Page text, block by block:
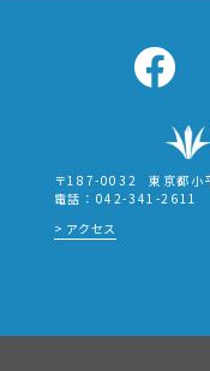
〒187-0032
東京都小
電話：042-341-2611
アクセス